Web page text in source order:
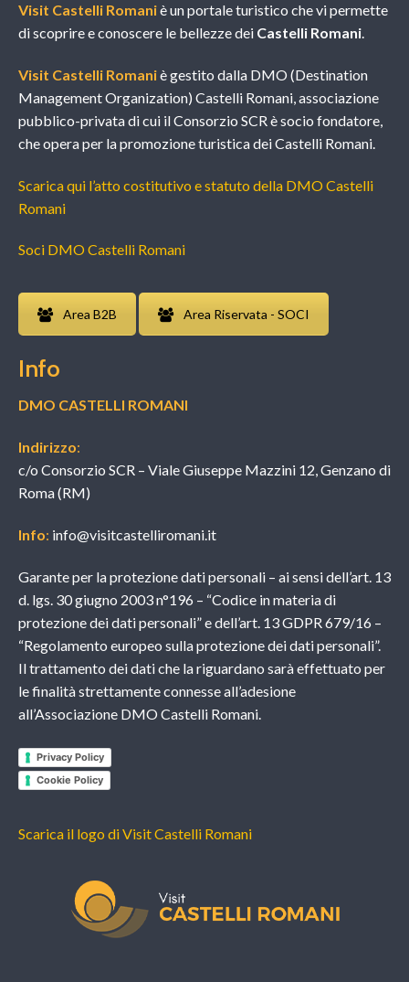
Visit Castelli Romaniè un portale turistico che vi permette
di scoprire e conoscere le bellezze dei Castelli Romani.
Visit Castelli Romaniè gestito dalla DMO (Destination
Management Organization) Castelli Romani, associazione
pubblico-privata di cui il Consorzio SCR è socio fondatore,
che opera per la promozione turistica dei Castelli Romani.
Scarica qui l’atto costitutivo e statuto della DMO Castelli
Romani
Soci DMO Castelli Romani
Area B2B Area Riservata - SOCI
Info
DMO CASTELLI ROMANI
Indirizzo:
c/o Consorzio SCR – Viale Giuseppe Mazzini 12, Genzano di
Roma (RM)
Info: info@visitcastelliromani.it
Garante per la protezione dati personali – ai sensi dell’art. 13
d. lgs. 30 giugno 2003 n°196 – “Codice in materia di
protezione dei dati personali” e dell’art. 13 GDPR 679/16 –
“Regolamento europeo sulla protezione dei dati personali”.
Il trattamento dei dati che la riguardano sarà effettuato per
le finalità strettamente connesse all’adesione
all’Associazione DMO Castelli Romani.
Privacy Policy
Cookie Policy
Scarica il logo di Visit Castelli Romani